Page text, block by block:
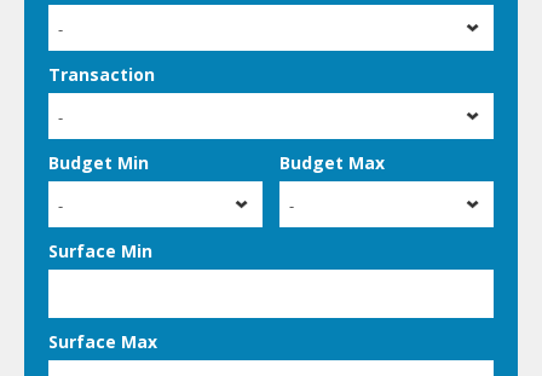
-
Transaction
-
Budget Min
-
Budget Max
-
Surface Min
Surface Max